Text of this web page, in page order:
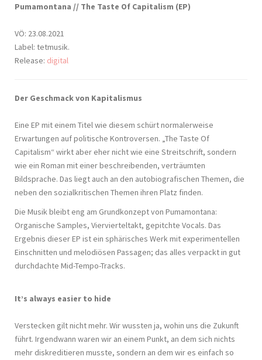
Pumamontana // The Taste Of Capitalism (EP)
VÖ: 23.08.2021
Label: tetmusik.
Release: digital
Der Geschmack von Kapitalismus
Eine EP mit einem Titel wie diesem schürt normalerweise
Erwartungen auf politische Kontroversen. „The Taste Of
Capitalism“ wirkt aber eher nicht wie eine Streitschrift, sondern
wie ein Roman mit einer beschreibenden, verträumten
Bildsprache. Das liegt auch an den autobiografischen Themen, die
neben den sozialkritischen Themen ihren Platz finden.
Die Musik bleibt eng am Grundkonzept von Pumamontana:
Organische Samples, Viervierteltakt, gepitchte Vocals. Das
Ergebnis dieser EP ist ein sphärisches Werk mit experimentellen
Einschnitten und melodiösen Passagen; das alles verpackt in gut
durchdachte Mid-Tempo-Tracks.
It’s always easier to hide
Verstecken gilt nicht mehr. Wir wussten ja, wohin uns die Zukunft
führt. Irgendwann waren wir an einem Punkt, an dem sich nichts
mehr diskreditieren musste, sondern an dem wir es einfach so